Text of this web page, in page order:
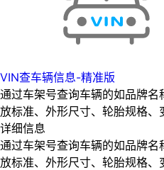
VIN查车辆信息-精准版
通过车架号查询车辆的如品牌
放标准、外形尺寸、轮胎规格
详细信息
通过车架号查询车辆的如品牌
放标准、外形尺寸、轮胎规格